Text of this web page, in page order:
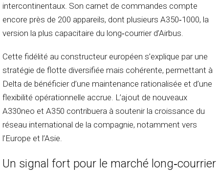
intercontinentaux. Son carnet de commandes compte
encore près de 200 appareils, dont plusieurs A350‑1000, la
version la plus capacitaire du long‑courrier d’Airbus.
Cette fidélité au constructeur européen s’explique par une
stratégie de flotte diversifiée mais cohérente, permettant à
Delta de bénéficier d’une maintenance rationalisée et d’une
flexibilité opérationnelle accrue. L’ajout de nouveaux
A330neo et A350 contribuera à soutenir la croissance du
réseau international de la compagnie, notamment vers
l’Europe et l’Asie.
Un signal fort pour le marché long‑courrier